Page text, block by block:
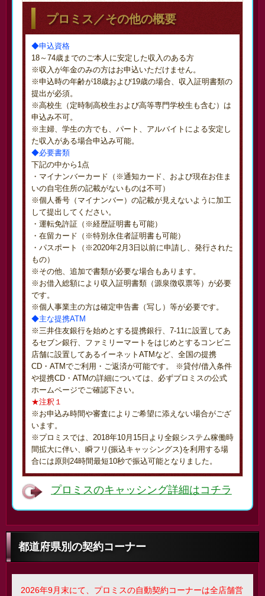
プロミス／その他の概要
◆申込資格
18～74歳までのご本人に安定した収入のある方
※収入が年金のみの方はお申込いただけません。
※申込時の年齢が18歳および19歳の場合、収入証明書類の
提出が必須。
※高校生（定時制高校生および高等専門学校生も含む）は
申込み不可。
※主婦、学生の方でも、パート、アルバイトによる安定し
た収入がある場合申込み可能。
◆必要書類
下記の中から1点
・マイナンバーカード（※通知カード、および現在お住ま
いの自宅住所の記載がないものは不可）
※個人番号（マイナンバー）の記載が見えないように加工
して提出してください。
・運転免許証（※経歴証明書も可能）
・在留カード（※特別永住者証明書も可能）
・パスポート（※2020年2月3日以前に申請し、発行された
もの）
※その他、追加で書類が必要な場合もあります。
※お借入総額により収入証明書類（源泉徴収票等）が必要
です。
※個人事業主の方は確定申告書（写し）等が必要です。
◆主な提携ATM
※三井住友銀行を始めとする提携銀行、7-11に設置してあ
るセブン銀行、ファミリーマートをはじめとするコンビニ
店舗に設置してあるイーネットATMなど、全国の提携
CD・ATMでご利用・ご返済が可能です。 ※貸付/借入条件
や提携CD・ATMの詳細については、必ずプロミスの公式
ホームページでご確認下さい。
★注釈１
※お申込み時間や審査によりご希望に添えない場合がござ
います。
※プロミスでは、2018年10月15日より全銀システム稼働時
間拡大に伴い、瞬フリ(振込キャッシングス)を利用する場
合には原則24時間最短10秒で振込可能となりました。
プロミスのキャッシング詳細はコチラ
都道府県別の契約コーナー
2026年9月末にて、プロミスの自動契約コーナーは全店舗営